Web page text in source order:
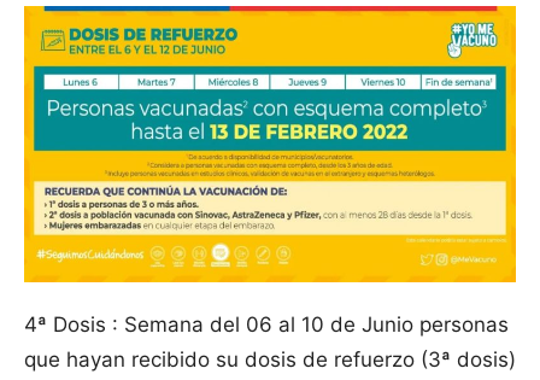
4ª Dosis : Semana del 06 al 10 de Junio personas
que hayan recibido su dosis de refuerzo (3ª dosis)